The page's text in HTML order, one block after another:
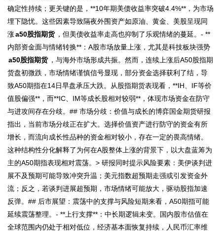
确定性持续；更关键的是，**10年期美债收益率突破4.4%**，为市场
埋下隐忧。这些因素导致隔夜外围资产如原油、黄金、美股呈现同
涨a50股指期货 ，但美债收益率走高也抑制了乐观情绪的蔓延。- **
内部资金面与情绪转换**：A股市场放量上涨，尤其是科技板块强势
a50股指期货 ，与海外市场形成共振。然而，连续上涨后A50股指期
货盘初微跌，市场情绪谨慎信号显现，部分资金选择获利了结，导
致A50期指在14日早盘承压大跌。从股指期货表现看，**IH、IF等价
值股偏强**，而**IC、IM等成长股相对较弱**，体现市场资金在防守
与进攻间存在分歧。## 市场分歧：价值与成长的博弈国金期货研报
指出，当前市场分歧正在扩大。选择价值资产进行防守的资金有所
增长，而流向成长性品种的资金相对较小，存在一定的畏高情绪。
这种结构性分化解释了为何在A股整体上涨的背景下，以大盘蓝筹为
主的A50期指表现相对震荡。> 研报同时提示风险要素：美伊谈判进
展不及预期可能导致冲突升温；美元指数超预期走强或引发资金外
流；反之，若谈判进展超预期，市场情绪可能放大，驱动股指加速
反弹。## 后市展望：震荡中的支撑与风险短期来看，A50期指可能
延续震荡整理。- **上行支撑**：中长期逻辑未变。国内股市估值在
全球范围内仍处于相对低位，经济基本面恢复持续，人民币汇率维